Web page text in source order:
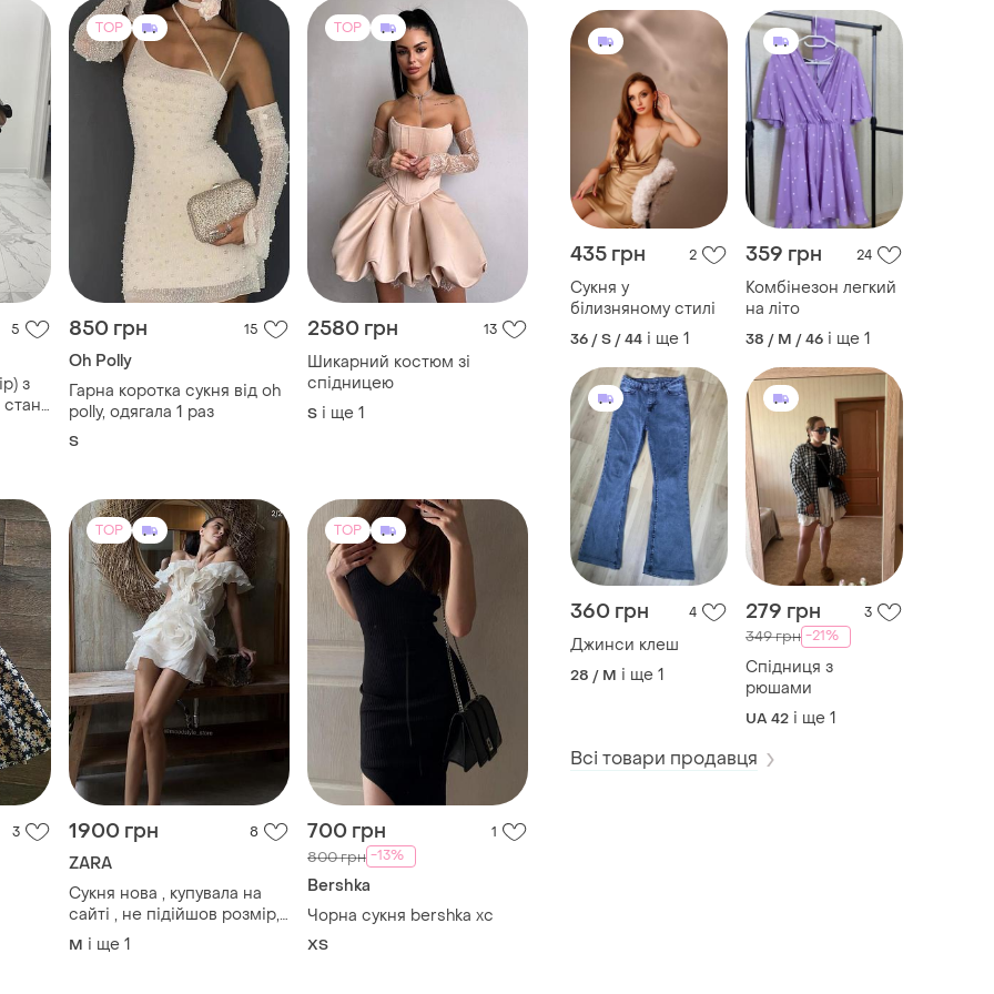
435 грн 2
Сукня у
білизняному стилі
36 / S / 44 і ще 1
359 грн 24
Комбінезон легкий
на літо
38 / M / 46 і ще 1
360 грн 4
Джинси клеш
28 / M і ще 1
279 грн 3
349 грн -21%
Спідниця з
рюшами
UA 42 і ще 1
Всі товари продавця
5
з
TOP
850 грн 15
Oh Polly
Гарна коротка сукня від oh
polly, одягала 1 раз
S
TOP
2580 грн 13
Шикарний костюм зі
спідницею
S і ще 1
3
TOP
1900 грн 8
ZARA
Сукня нова , купувала на
сайті , не підійшов розмір,
дуже гарна 😍
M і ще 1
TOP
700 грн 1
800 грн -13%
Bershka
Чорна сукня bershka хс
ХS